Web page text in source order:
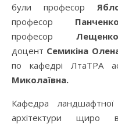
були професор
професор
професор
доцент Семикіна
по кафедрі ЛтаТРА
Миколаївна.
Кафедра ландшафтної
архітектури щиро